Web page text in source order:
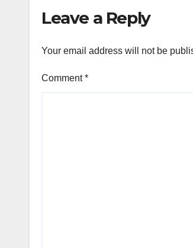
Leave a Reply
Your email address will not be
Comment*